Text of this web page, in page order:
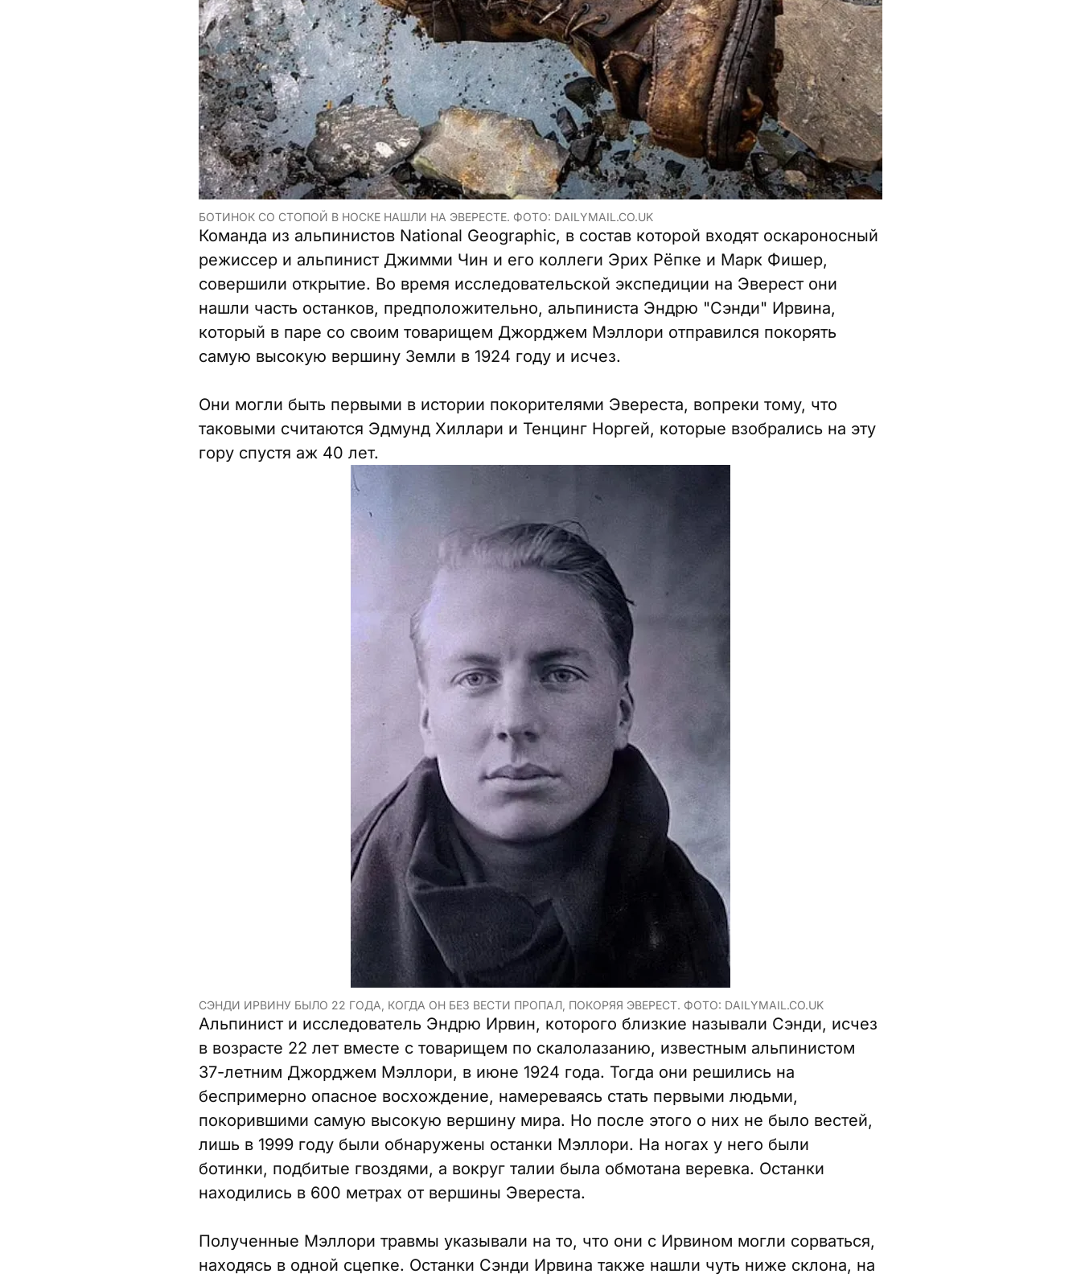
БОТИНОК СО СТОПОЙ В НОСКЕ НАШЛИ НА ЭВЕРЕСТЕ. ФОТО: DAILYMAIL.CO.UK
Команда из альпинистов National Geographic, в состав которой входят оскароносный
режиссер и альпинист Джимми Чин и его коллеги Эрих Рёпке и Марк Фишер,
совершили открытие. Во время исследовательской экспедиции на Эверест они
нашли часть останков, предположительно, альпиниста Эндрю "Сэнди" Ирвина,
который в паре со своим товарищем Джорджем Мэллори отправился покорять
самую высокую вершину Земли в 1924 году и исчез.
Они могли быть первыми в истории покорителями Эвереста, вопреки тому, что
таковыми считаются Эдмунд Хиллари и Тенцинг Норгей, которые взобрались на эту
гору спустя аж 40 лет.
СЭНДИ ИРВИНУ БЫЛО 22 ГОДА, КОГДА ОН БЕЗ ВЕСТИ ПРОПАЛ, ПОКОРЯЯ ЭВЕРЕСТ. ФОТО: DAILYMAIL.CO.UK
Альпинист и исследователь Эндрю Ирвин, которого близкие называли Сэнди, исчез
в возрасте 22 лет вместе с товарищем по скалолазанию, известным альпинистом
37-летним Джорджем Мэллори, в июне 1924 года. Тогда они решились на
беспримерно опасное восхождение, намереваясь стать первыми людьми,
покорившими самую высокую вершину мира. Но после этого о них не было вестей,
лишь в 1999 году были обнаружены останки Мэллори. На ногах у него были
ботинки, подбитые гвоздями, а вокруг талии была обмотана веревка. Останки
находились в 600 метрах от вершины Эвереста.
Полученные Мэллори травмы указывали на то, что они с Ирвином могли сорваться,
находясь в одной сцепке. Останки Сэнди Ирвина также нашли чуть ниже склона, на